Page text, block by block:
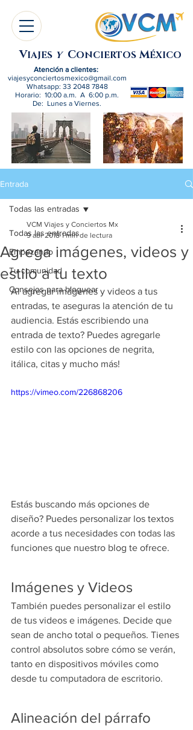
Atención a clientes:
viajesyconciertosmexico@gmail.com
Whatsapp: 33 2048 7848
Horario: 10:00 a.m. A 6:00 p.m.
De: Lunes a Viernes.
VIAJES Y CONCIERTOS MÉXICO
Entrada
Todas las entradas
Empezando
Tu comunidad
Consejos para bloguear
Todas las entradas
Agrega imágenes, videos y
estilo a tu texto
VCM Viajes y Conciertos Mx
9 abr 2018 1 min de lectura
Al agregar imágenes y videos a tus
entradas, te aseguras la atención de tu
audiencia. Estás escribiendo una
entrada de texto? Puedes agregarle
estilo con las opciones de negrita,
itálica, citas y mucho más!
https://vimeo.com/226868206
Estás buscando más opciones de
diseño? Puedes personalizar los textos
acorde a tus necesidades con todas las
funciones que nuestro blog te ofrece.
Imágenes y Videos
También puedes personalizar el estilo
de tus videos e imágenes. Decide que
sean de ancho total o pequeños. Tienes
control absolutos sobre cómo se verán,
tanto en dispositivos móviles como
desde tu computadora de escritorio.
Alineación del párrafo